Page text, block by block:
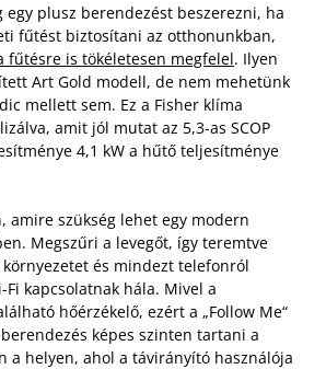
egy plusz berendezést beszerezni, ha
fűtést biztosítani az otthonunkban,
fűtésre is tökéletesen megfelel. Ilyen
Art Gold modell, de nem mehetünk
mellett sem. Ez a Fisher klíma
amit jól mutat az 5,3-as SCOP
4,1 kW a hűtő teljesítménye
amire szükség lehet egy modern
Megszűri a levegőt, így teremtve
és mindezt telefonról
kapcsolatnak hála. Mivel a
hőérzékelő, ezért a „Follow Me“
képes szinten tartani a
a helyen, ahol a távirányító használója